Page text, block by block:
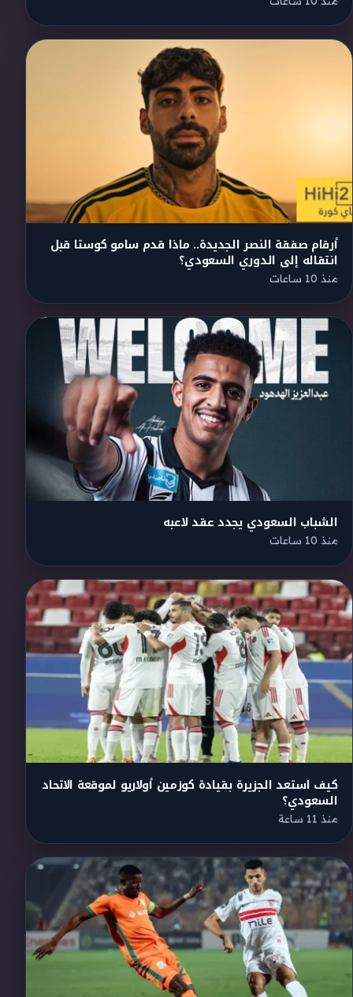
أرقام صفقة النصر الجديدة.. ماذا قدم سامو كوستا قبل
انتقاله إلى الدوري السعودي؟
منذ 10 ساعات
الشباب السعودي يجدد عقد لاعبه
منذ 10 ساعات
كيف استعد الجزيرة بقيادة كوزمين أولاريو لموقعة الاتحاد
السعودي؟
منذ 11 ساعة